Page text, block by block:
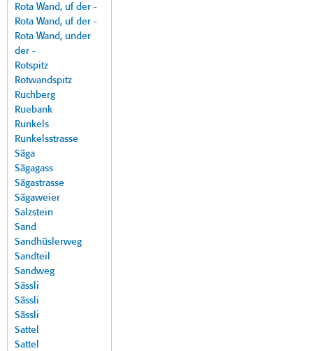
Rota Wand, uf der -
Rota Wand, uf der -
Rota Wand, under
der -
Rotspitz
Rotwandspitz
Ruchberg
Ruebank
Runkels
Runkelsstrasse
Säga
Sägagass
Sägastrasse
Sägaweier
Salzstein
Sand
Sandhüslerweg
Sandteil
Sandweg
Sässli
Sässli
Sässli
Sattel
Sattel